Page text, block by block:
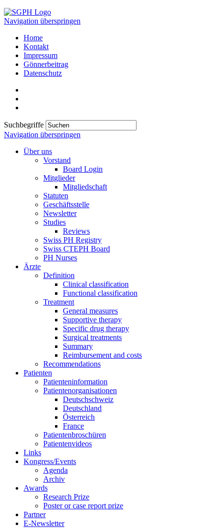
Navigation überspringen
Home
Kontakt
Impressum
Gönnerbeitrag
Datenschutz
Suchbegriffe
Navigation überspringen
Über uns
Vorstand
Board Login
Mitglieder
Mitgliedschaft
Statuten
Geschäftsstelle
Newsletter
Studies
Reviews
Swiss PH Registry
Swiss CTEPH Board
PH Nurses
Ärzte
Definition
Clinical classification
Functional classification
Treatment
General measures
Supportive therapy
Specific drug therapy
Surgical treatments
Summary
Reimbursement and costs
Recommendations
Patienten
Patienteninformation
Patientenorganisationen
Deutschschweiz
Deutschland
Österreich
France
Patientenbroschüren
Patientenvideos
Links
Kongress/Events
Agenda
Archiv
Awards
Research Prize
Poster or case report prize
Partner
E-Newsletter